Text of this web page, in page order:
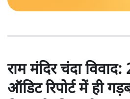
राम मंदिर चंदा
ऑडिट रिपोर्ट में ही